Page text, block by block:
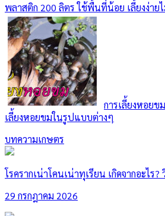
พลาสติก 200 ลิตร ใช้พื้นที่น้อย เลี้ยงง่ายไ
การเลี้ยงหอย
เลี้ยงหอยขมในรูปแบบต่างๆ
บทความเกษตร
โรครากเน่าโคนเน่าทุเรียน เกิดจากอะไร
29 กรกฎาคม 2026